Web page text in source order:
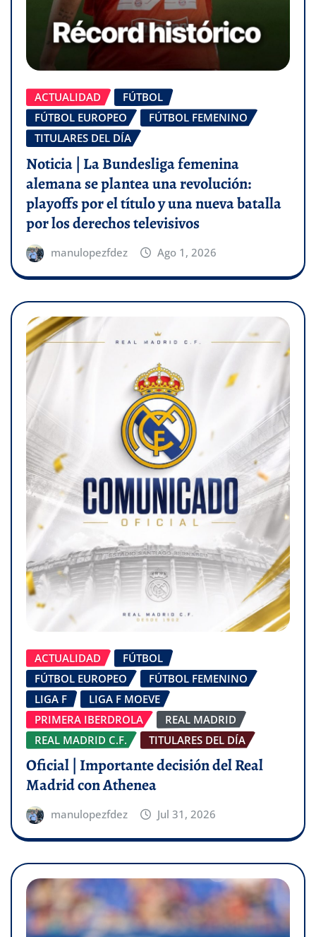
ACTUALIDAD
FÚTBOL
FÚTBOL EUROPEO
FÚTBOL FEMENINO
TITULARES DEL DÍA
Noticia | La Bundesliga femenina
alemana se plantea una revolución:
playoffs por el título y una nueva batalla
por los derechos televisivos
manulopezfdez Ago 1, 2026
ACTUALIDAD
FÚTBOL
FÚTBOL EUROPEO
FÚTBOL FEMENINO
LIGA F
LIGA F MOEVE
PRIMERA IBERDROLA
REAL MADRID
REAL MADRID C.F.
TITULARES DEL DÍA
Oficial | Importante decisión del Real
Madrid con Athenea
manulopezfdez Jul 31, 2026